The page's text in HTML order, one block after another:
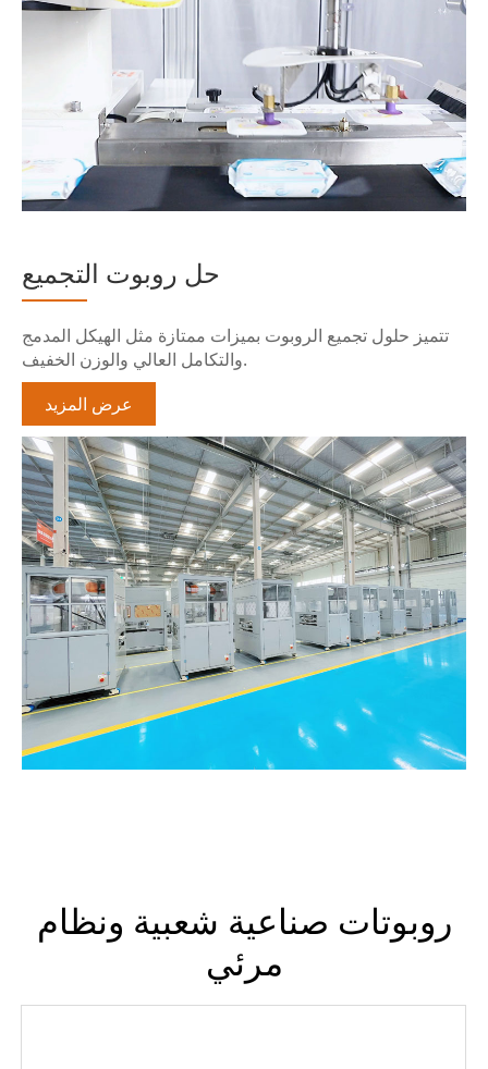
حل روبوت التجميع
تتميز حلول تجميع الروبوت بميزات ممتازة مثل الهيكل المدمج
والتكامل العالي والوزن الخفيف.
عرض المزيد
روبوتات صناعية شعبية ونظام
مرئي